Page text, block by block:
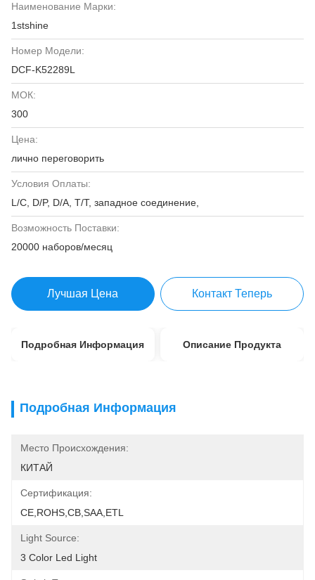
Наименование Марки:
1stshine
Номер Модели:
DCF-K52289L
МОК:
300
Цена:
лично переговорить
Условия Оплаты:
L/C, D/P, D/A, T/T, западное соединение,
Возможность Поставки:
20000 наборов/месяц
Лучшая Цена Контакт Теперь
Подробная Информация Описание Продукта
Подробная Информация
Место Происхождения:
КИТАЙ
Сертификация:
CE,ROHS,CB,SAA,ETL
Light Source:
3 Color Led Light